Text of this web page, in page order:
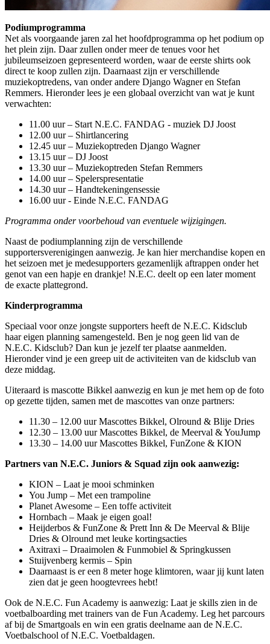
Podiumprogramma
Net als voorgaande jaren zal het hoofdprogramma op het podium op
het plein zijn. Daar zullen onder meer de tenues voor het
jubileumseizoen gepresenteerd worden, waar de eerste shirts ook
direct te koop zullen zijn. Daarnaast zijn er verschillende
muziekoptredens, van onder andere Django Wagner en Stefan
Remmers. Hieronder lees je een globaal overzicht van wat je kunt
verwachten:
11.00 uur – Start N.E.C. FANDAG - muziek DJ Joost
12.00 uur – Shirtlancering
12.45 uur – Muziekoptreden Django Wagner
13.15 uur – DJ Joost
13.30 uur – Muziekoptreden Stefan Remmers
14.00 uur – Spelerspresentatie
14.30 uur – Handtekeningensessie
16.00 uur - Einde N.E.C. FANDAG
Programma onder voorbehoud van eventuele wijzigingen.
Naast de podiumplanning zijn de verschillende
supportersverenigingen aanwezig. Je kan hier merchandise kopen en
het seizoen met je medesupporters gezamenlijk aftrappen onder het
genot van een hapje en drankje! N.E.C. deelt op een later moment
de exacte plattegrond.
Kinderprogramma
Speciaal voor onze jongste supporters heeft de N.E.C. Kidsclub
haar eigen planning samengesteld. Ben je nog geen lid van de
N.E.C. Kidsclub? Dan kun je jezelf ter plaatse aanmelden.
Hieronder vind je een greep uit de activiteiten van de kidsclub van
deze middag.
Uiteraard is mascotte Bikkel aanwezig en kun je met hem op de foto
op gezette tijden, samen met de mascottes van onze partners:
11.30 – 12.00 uur Mascottes Bikkel, Olround & Blije Dries
12.30 – 13.00 uur Mascottes Bikkel, de Meerval & YouJump
13.30 – 14.00 uur Mascottes Bikkel, FunZone & KION
Partners van N.E.C. Juniors & Squad zijn ook aanwezig:
KION – Laat je mooi schminken
You Jump – Met een trampoline
Planet Awesome – Een toffe activiteit
Hornbach – Maak je eigen goal!
Heijderbos & FunZone & Prett Inn & De Meerval & Blije
Dries & Olround met leuke kortingsacties
Axitraxi – Draaimolen & Funmobiel & Springkussen
Stuijvenberg kermis – Spin
Daarnaast is er een 8 meter hoge klimtoren, waar jij kunt laten
zien dat je geen hoogtevrees hebt!
Ook de N.E.C. Fun Academy is aanwezig: Laat je skills zien in de
voetbalboarding met trainers van de Fun Academy. Leg het parcours
af bij de Smartgoals en win een gratis deelname aan de N.E.C.
Voetbalschool of N.E.C. Voetbaldagen.